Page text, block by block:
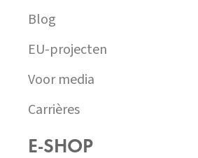
Blog
EU-projecten
Voor media
Carrières
E-SHOP